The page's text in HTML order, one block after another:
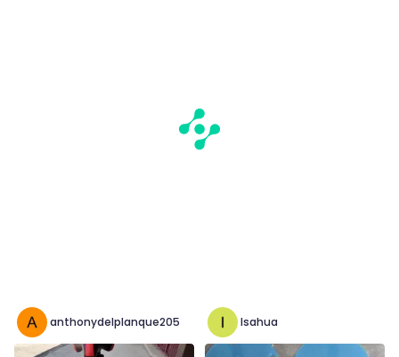
anthonydelplanque205 Isahua